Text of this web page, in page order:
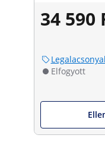
34 590
Elfogyott